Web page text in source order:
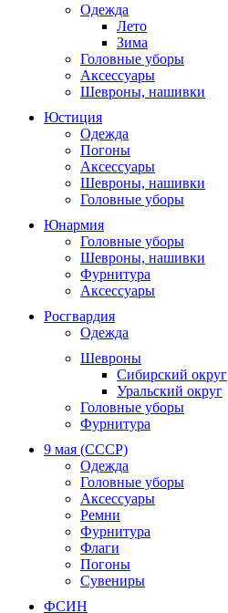
Одежда
Лето
Зима
Головные уборы
Аксессуары
Шевроны, нашивки
Юстиция
Одежда
Погоны
Аксессуары
Шевроны, нашивки
Головные уборы
Юнармия
Головные уборы
Шевроны, нашивки
Фурнитура
Аксессуары
Росгвардия
Одежда
Шевроны
Сибирский округ
Уральский округ
Головные уборы
Фурнитура
9 мая (СССР)
Одежда
Головные уборы
Аксессуары
Ремни
Фурнитура
Флаги
Погоны
Сувениры
ФСИН